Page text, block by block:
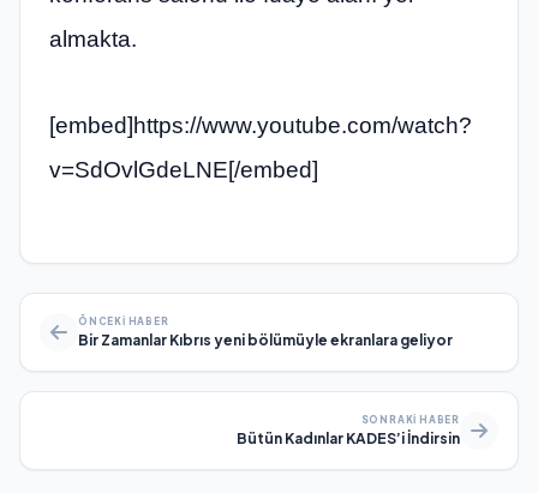
almakta.
[embed]https://www.youtube.com/watch?
v=SdOvlGdeLNE[/embed]
ÖNCEKI HABER
Bir Zamanlar Kıbrıs yeni bölümüyle ekranlara geliyor
SONRAKI HABER
Bütün Kadınlar KADES’i İndirsin